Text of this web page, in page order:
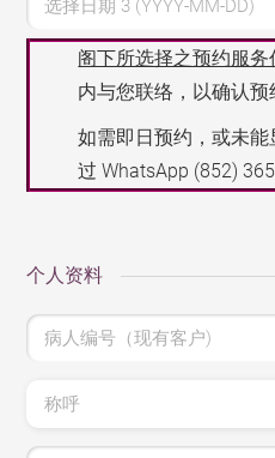
选择日期 3 (YYYY-MM-DD)
阁下所选择之预约服
内与您联络，以确认预
如需即日预约，或未
过 WhatsApp (852)
个人资料
病人编号（现有客户)
称呼